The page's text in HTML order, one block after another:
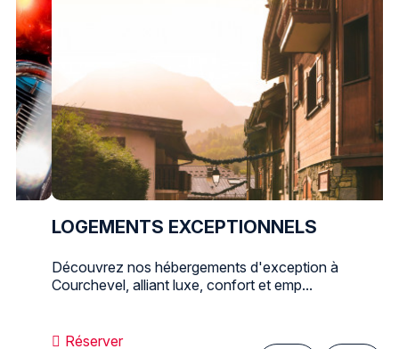
LOGEMENTS EXCEPTIONNELS
Découvrez nos hébergements d'exception à
Courchevel, alliant luxe, confort et emp...
Réserver